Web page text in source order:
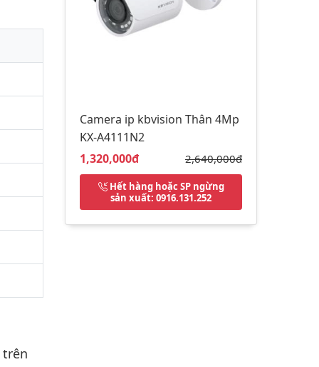
Camera ip kbvision Thân 4Mp
KX-A4111N2
Giá bán:
1,320,000đ Giá gốc:
2,640,000đ
Hết hàng hoặc SP ngừng
sản xuất: 0916.131.252